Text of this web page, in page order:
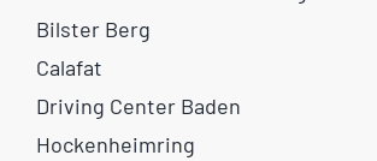
Bilster Berg
Calafat
Driving Center Baden
Hockenheimring